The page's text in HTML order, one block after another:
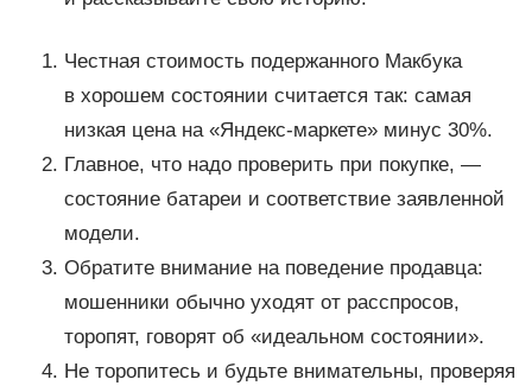
Честная стоимость подержанного Макбука
в хорошем состоянии считается так: самая
низкая цена на «Яндекс-маркете» минус 30%.
Главное, что надо проверить при покупке, —
состояние батареи и соответствие заявленной
модели.
Обратите внимание на поведение продавца:
мошенники обычно уходят от расспросов,
торопят, говорят об «идеальном состоянии».
Не торопитесь и будьте внимательны, проверяя